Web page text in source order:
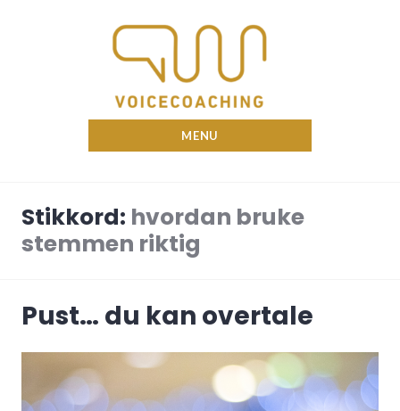
Nina Voicecoach
MENU
Stikkord: hvordan bruke
stemmen riktig
Pust… du kan overtale